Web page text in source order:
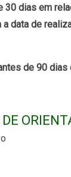
30 dias em
data de
de 90 dias